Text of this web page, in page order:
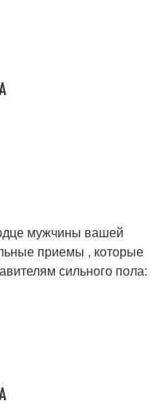
мужчины вашей
приемы , которые
сильного пола: